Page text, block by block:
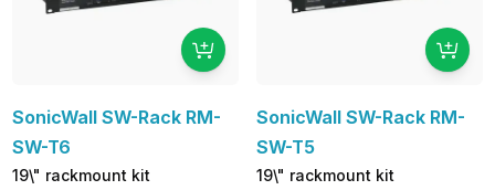
SonicWall SW-Rack RM-
SW-T6
19\" rackmount kit
SonicWall SW-Rack RM-
SW-T5
19\" rackmount kit